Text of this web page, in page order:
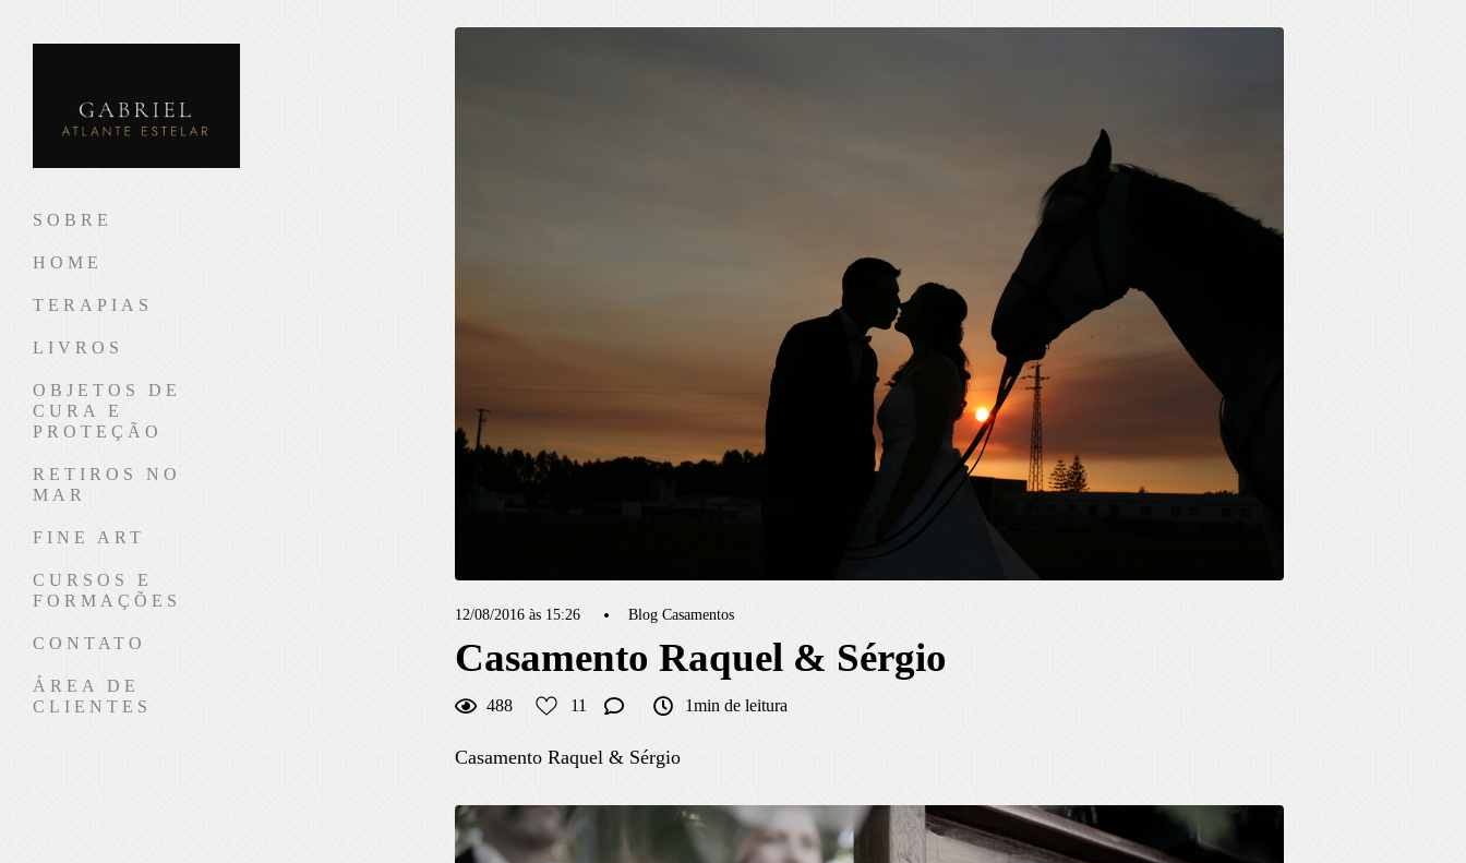
SOBRE
HOME
TERAPIAS
LIVROS
OBJETOS DE
CURA E
PROTEÇÃO
RETIROS NO
MAR
FINE ART
CURSOS E
FORMAÇÕES
CONTATO
ÁREA DE
CLIENTES
12/08/2016 às 15:26 Blog Casamentos
Casamento Raquel & Sérgio
488 11 1min de leitura
Casamento Raquel & Sérgio